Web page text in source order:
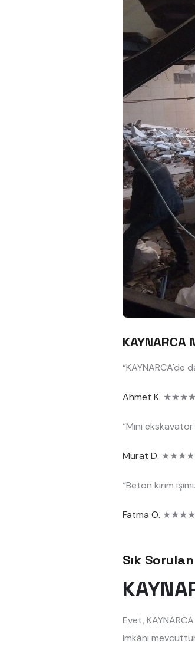
“KAYNARCA'de
Ahmet K.
“Mini ekskavatör
Murat D.
“Beton kırım
Fatma Ö.
Sık
Evet,
imkânı